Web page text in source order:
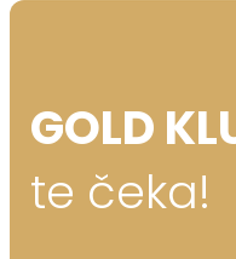
GOLD
te čeka!